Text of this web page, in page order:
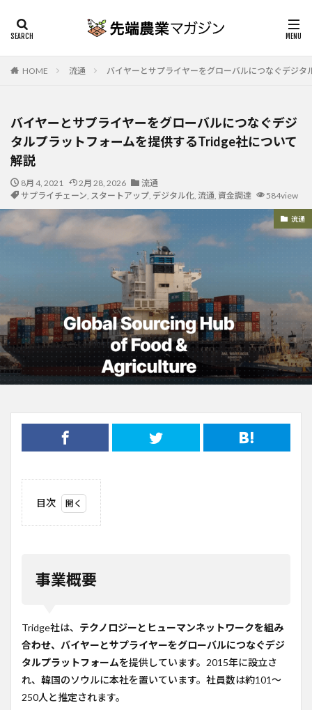
HOME 流通 バイヤーとサプライヤーをグローバルにつなぐデジ
バイヤーとサプライヤーをグローバルにつなぐデジ
タルプラットフォームを提供するTridge社について
解説
8月 4, 2021 2月 28, 2026
流通
サプライチェーン, スタートアップ, デジタル化, 流通, 資金調達 584view
流通
目次
ビジ
3
テク
ノロ
ジー
4
事業概要
Tridge社は、 テクノロジーとヒューマンネットワークを組み
合わせ、バイヤーとサプライヤーをグローバルにつなぐデジ
タルプラットフォームを提供しています。2015年に設立さ
れ、韓国のソウルに本社を置いています。社員数は約101〜
250人と推定されます。